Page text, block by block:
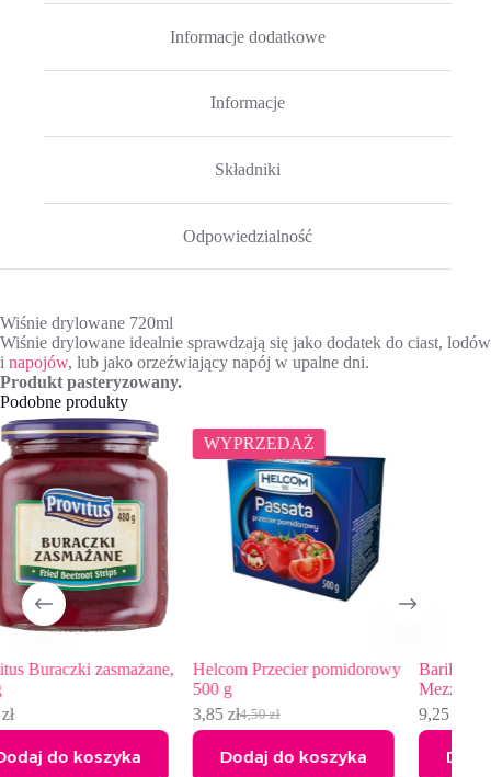
Informacje dodatkowe
Informacje
Składniki
Odpowiedzialność
Wiśnie drylowane 720ml
Wiśnie drylowane idealnie sprawdzają się jako dodatek do ciast, lodów
i napojów, lub jako orzeźwiający napój w upalne dni.
Produkt pasteryzowany.
Podobne produkty
WYPRZEDAŻ
Helcom Przecier pomidorowy
wynosiła:
wynosi:
Dodaj do koszyka
Barilla Collezione Makaron
Mezze Penne Tricolore 500g
Dodaj do koszyka